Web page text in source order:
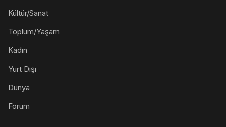
Kültür/Sanat
Toplum/Yaşam
Kadın
Yurt Dışı
Dünya
Forum